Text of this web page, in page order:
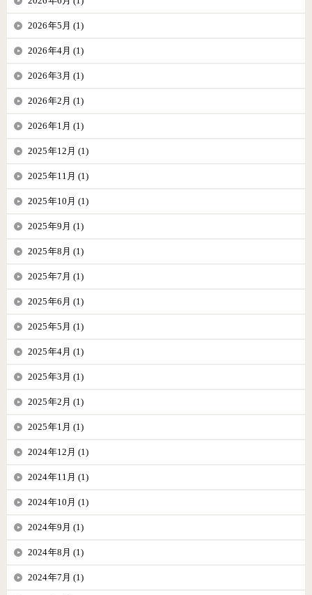
2026年5月 (1)
2026年4月 (1)
2026年3月 (1)
2026年2月 (1)
2026年1月 (1)
2025年12月 (1)
2025年11月 (1)
2025年10月 (1)
2025年9月 (1)
2025年8月 (1)
2025年7月 (1)
2025年6月 (1)
2025年5月 (1)
2025年4月 (1)
2025年3月 (1)
2025年2月 (1)
2025年1月 (1)
2024年12月 (1)
2024年11月 (1)
2024年10月 (1)
2024年9月 (1)
2024年8月 (1)
2024年7月 (1)